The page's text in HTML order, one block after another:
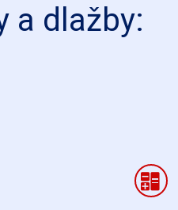
a dlažby: